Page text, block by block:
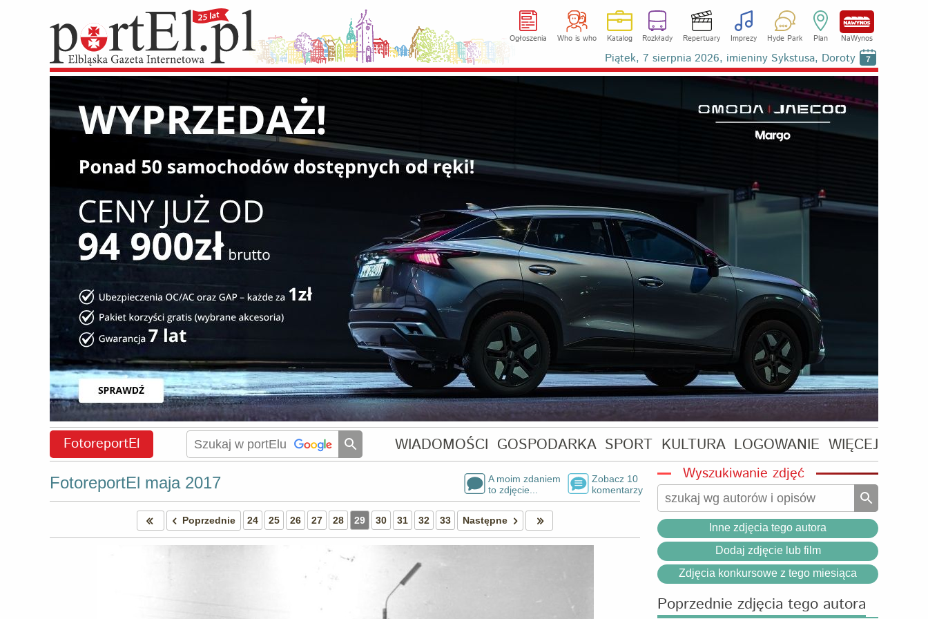
Ogłoszenia Who is who Katalog Rozkłady Repertuary Imprezy Hyde Park Plan NaWynos
Piątek, 7 sierpnia 2026, imieniny Sykstusa, Doroty 7
FotoreportEl WIADOMOŚCI GOSPODARKA SPORT KULTURA LOGOWANIE WIĘCEJ
FotoreportEl maja 2017
A moim zdaniem
to zdjęcie...
Zobacz 10
komentarzy
Poprzednie 24 25 26 27 28 29 30 31 32 33 Następne
Wyszukiwanie zdjęć
Inne zdjęcia tego autora
Dodaj zdjęcie lub film
Zdjęcia konkursowe z tego miesiąca
Poprzednie zdjęcia tego autora